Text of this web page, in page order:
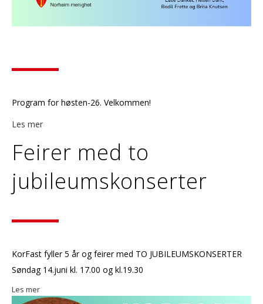
Program for høsten-26. Velkommen!
Les mer
Feirer med to
jubileumskonserter
KorFast fyller 5 år og feirer med TO JUBILEUMSKONSERTER
Søndag 14.juni kl. 17.00 og kl.19.30
Les mer